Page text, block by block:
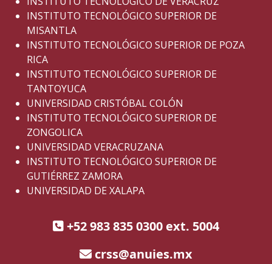
INSTITUTO TECNOLÓGICO SUPERIOR DE
MISANTLA
INSTITUTO TECNOLÓGICO SUPERIOR DE POZA
RICA
INSTITUTO TECNOLÓGICO SUPERIOR DE
TANTOYUCA
UNIVERSIDAD CRISTÓBAL COLÓN
INSTITUTO TECNOLÓGICO SUPERIOR DE
ZONGOLICA
UNIVERSIDAD VERACRUZANA
INSTITUTO TECNOLÓGICO SUPERIOR DE
GUTIÉRREZ ZAMORA
UNIVERSIDAD DE XALAPA
+52 983 835 0300 ext. 5004
crss@anuies.mx